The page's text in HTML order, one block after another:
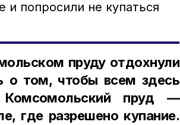
и попросили не купаться
пруду отдохнули
о том, чтобы всем здесь
пруд —
где разрешено купание.